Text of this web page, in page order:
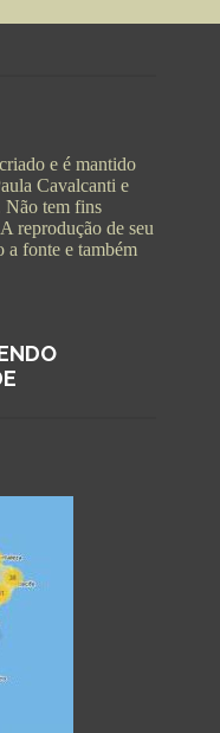
e é mantido
Cavalcanti e
Não tem fins
reprodução de seu
a fonte e também